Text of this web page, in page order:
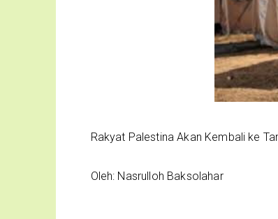
Rakyat Palestina Akan Kembali ke
Oleh: Nasrulloh Baksolahar